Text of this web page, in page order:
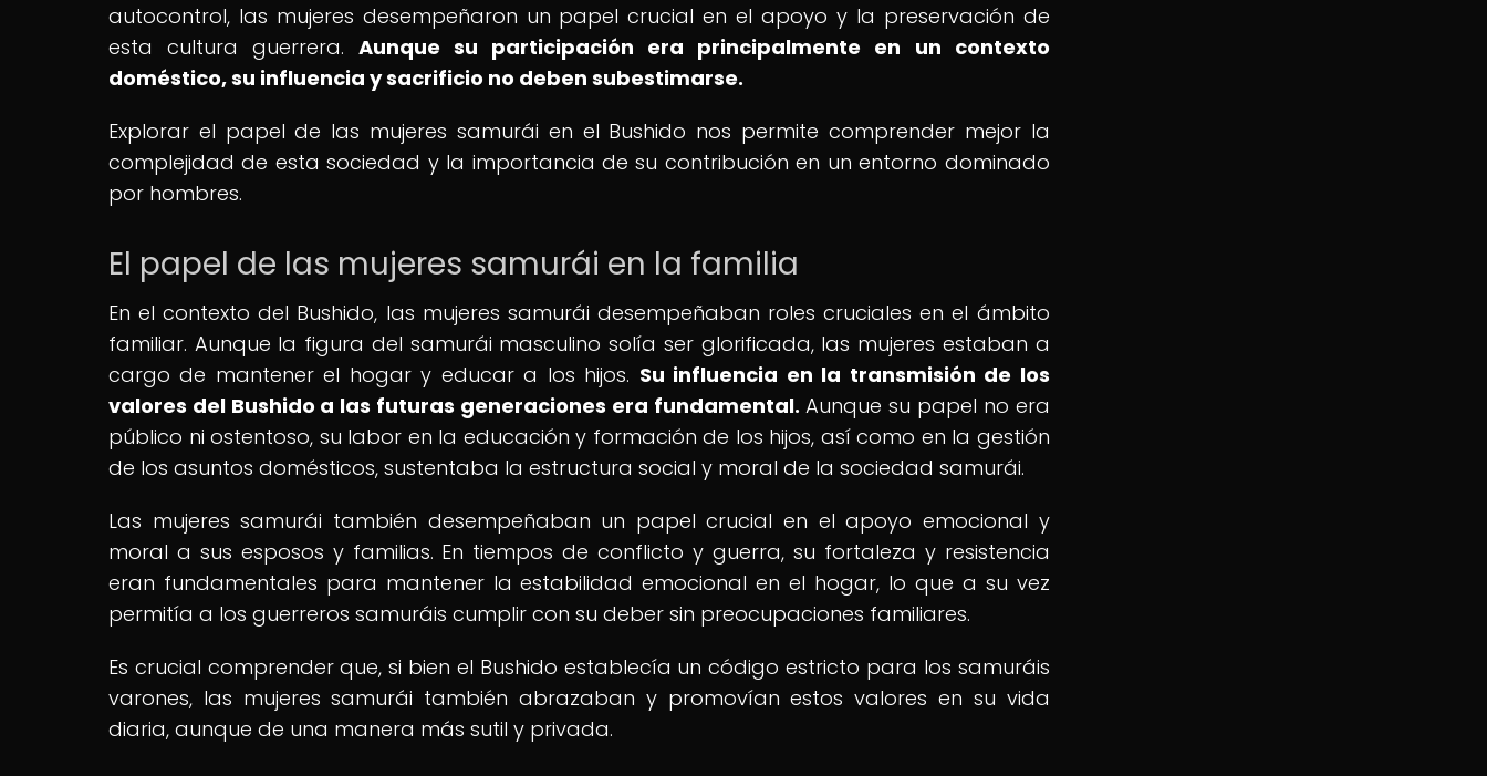
autocontrol, las mujeres desempeñaron un papel crucial en el apoyo y la preservación de
esta cultura guerrera.Aunque su participación era principalmente en un contexto
doméstico, su influencia y sacrificio no deben subestimarse.
Explorar el papel de las mujeres samurái en el Bushido nos permite comprender mejor la
complejidad de esta sociedad y la importancia de su contribución en un entorno dominado
por hombres.
El papel de las mujeres samurái en la familia
En el contexto del Bushido, las mujeres samurái desempeñaban roles cruciales en el ámbito
familiar. Aunque la figura del samurái masculino solía ser glorificada, las mujeres estaban a
cargo de mantener el hogar y educar a los hijos. Su influencia en la transmisión de los
valores del Bushido a las futuras generaciones era fundamental. Aunque su papel no era
público ni ostentoso, su labor en la educación y formación de los hijos, así como en la gestión
de los asuntos domésticos, sustentaba la estructura social y moral de la sociedad samurái.
Las mujeres samurái también desempeñaban un papel crucial en el apoyo emocional y
moral a sus esposos y familias. En tiempos de conflicto y guerra, su fortaleza y resistencia
eran fundamentales para mantener la estabilidad emocional en el hogar, lo que a su vez
permitía a los guerreros samuráis cumplir con su deber sin preocupaciones familiares.
Es crucial comprender que, si bien el Bushido establecía un código estricto para los samuráis
varones, las mujeres samurái también abrazaban y promovían estos valores en su vida
diaria, aunque de una manera más sutil y privada.